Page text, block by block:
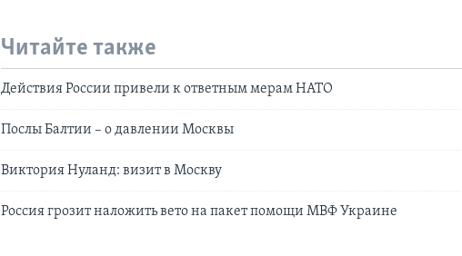
Читайте также
Действия России привели к ответным мерам НАТО
Послы Балтии – о давлении Москвы
Виктория Нуланд: визит в Москву
Россия грозит наложить вето на пакет помощи МВФ Украине